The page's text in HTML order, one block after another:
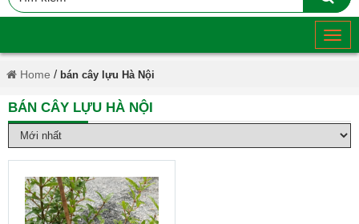
Home / bán cây lựu Hà Nội
BÁN CÂY LỰU HÀ NỘI